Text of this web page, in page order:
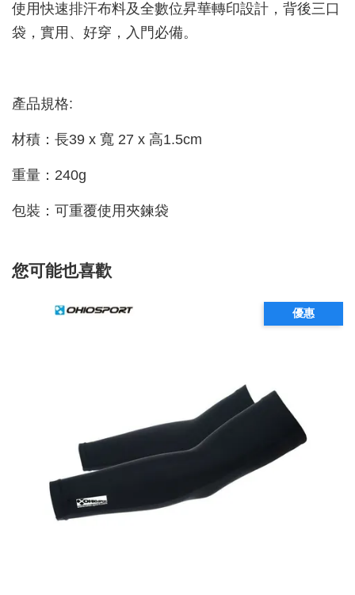
使用快速排汗布料及全數位昇華轉印設計，背後三口
袋，實用、好穿，入門必備。
產品規格:
材積：長39 x 寬 27 x 高1.5cm
重量：240g
包裝：可重覆使用夾鍊袋
您可能也喜歡
優惠